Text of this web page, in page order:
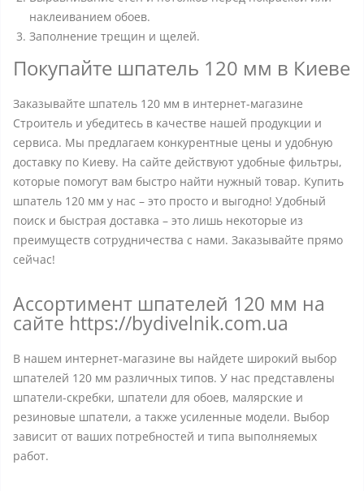
наклеиванием обоев.
Заполнение трещин и щелей.
Покупайте шпатель 120 мм в Киеве
Заказывайте шпатель 120 мм в интернет-магазине
Строитель и убедитесь в качестве нашей продукции и
сервиса. Мы предлагаем конкурентные цены и удобную
доставку по Киеву. На сайте действуют удобные фильтры,
которые помогут вам быстро найти нужный товар. Купить
шпатель 120 мм у нас – это просто и выгодно! Удобный
поиск и быстрая доставка – это лишь некоторые из
преимуществ сотрудничества с нами. Заказывайте прямо
сейчас!
Ассортимент шпателей 120 мм на
сайте https://bydivelnik.com.ua
В нашем интернет-магазине вы найдете широкий выбор
шпателей 120 мм различных типов. У нас представлены
шпатели-скребки, шпатели для обоев, малярские и
резиновые шпатели, а также усиленные модели. Выбор
зависит от ваших потребностей и типа выполняемых
работ.